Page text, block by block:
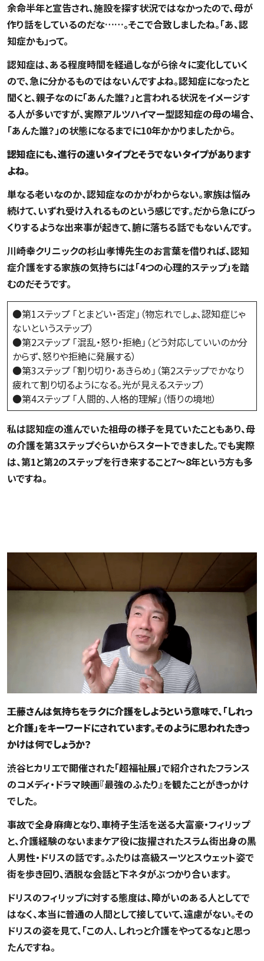
余命半年と宣告され、施設を探す状況ではなかったので、母が
作り話をしているのだな……。そこで合致しましたね。「あ、認
知症かも」って。
認知症は、ある程度時間を経過しながら徐々に変化していく
ので、急に分かるものではないんですよね。認知症になったと
聞くと、親子なのに「あんた誰？」と言われる状況をイメージす
る人が多いですが、実際アルツハイマー型認知症の母の場合、
「あんた誰？」の状態になるまでに10年かかりましたから。
――認知症にも、進行の速いタイプとそうでないタイプがあります
よね。
単なる老いなのか、認知症なのかがわからない。家族は悩み
続けて、いずれ受け入れるものという感じです。だから急にびっ
くりするような出来事が起きて、腑に落ちる話でもないんです。
川崎幸クリニックの杉山孝博先生のお言葉を借りれば、認知
症介護をする家族の気持ちには「4つの心理的ステップ」を踏
むのだそうです。
●第1ステップ 「とまどい・否定」（物忘れでしょ、認知症じゃ
ないというステップ）
●第2ステップ 「混乱・怒り・拒絶」（どう対応していいのか分
からず、怒りや拒絶に発展する）
●第3ステップ 「割り切り・あきらめ」（第2ステップでかなり
疲れて割り切るようになる。光が見えるステップ）
●第4ステップ 「人間的、人格的理解」（悟りの境地）
私は認知症の進んでいた祖母の様子を見ていたこともあり、母
の介護を第3ステップぐらいからスタートできました。でも実際
は、第1と第2のステップを行き来すること7〜8年という方も多
いですね。
――工藤さんは気持ちをラクに介護をしようという意味で、「しれっ
と介護」をキーワードにされています。そのように思われたきっ
かけは何でしょうか？
渋谷ヒカリエで開催された「超福祉展」で紹介されたフランス
のコメディ・ドラマ映画『最強のふたり』を観たことがきっかけ
でした。
事故で全身麻痺となり、車椅子生活を送る大富豪・フィリップ
と、介護経験のないままケア役に抜擢されたスラム街出身の黒
人男性・ドリスの話です。ふたりは高級スーツとスウェット姿で
街を歩き回り、洒脱な会話と下ネタがぶつかり合います。
ドリスのフィリップに対する態度は、障がいのある人としてで
はなく、本当に普通の人間として接していて、遠慮がない。その
ドリスの姿を見て、「この人、しれっと介護をやってるな」と思っ
たんですね。